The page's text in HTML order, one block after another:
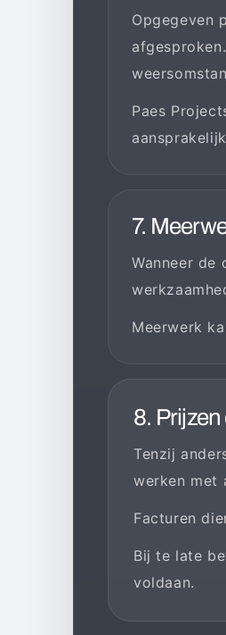
Opgegeven
Paes
7.
Wanneer
Meerwerk
8.
Tenzij
werken met
Facturen
Bij te late
voldaan.